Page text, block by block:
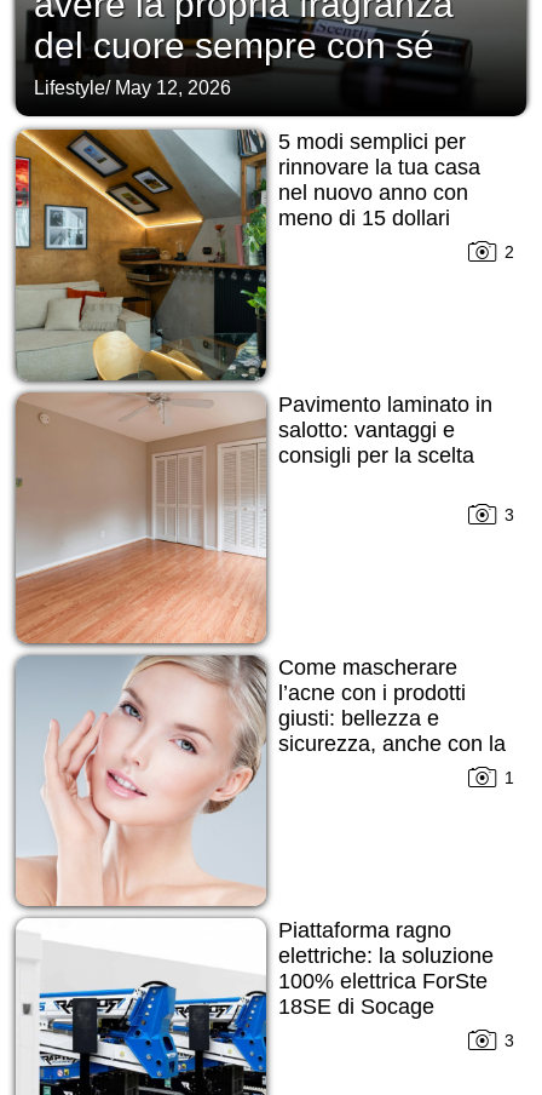
del cuore sempre con sé
Lifestyle/ May 12, 2026
5 modi semplici per
rinnovare la tua casa
nel nuovo anno con
meno di 15 dollari
2
Pavimento laminato in
salotto: vantaggi e
consigli per la scelta
3
Come mascherare
l’acne con i prodotti
giusti: bellezza e
sicurezza, anche con la
1
Piattaforma ragno
elettriche: la soluzione
100% elettrica ForSte
18SE di Socage
3